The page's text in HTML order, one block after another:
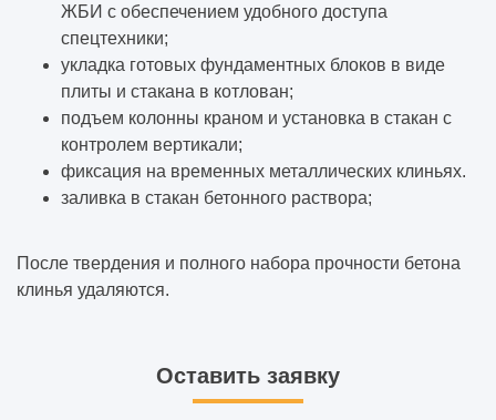
ЖБИ с обеспечением удобного доступа
спецтехники;
укладка готовых фундаментных блоков в виде
плиты и стакана в котлован;
подъем колонны краном и установка в стакан с
контролем вертикали;
фиксация на временных металлических клиньях.
заливка в стакан бетонного раствора;
После твердения и полного набора прочности бетона
клинья удаляются.
Оставить заявку